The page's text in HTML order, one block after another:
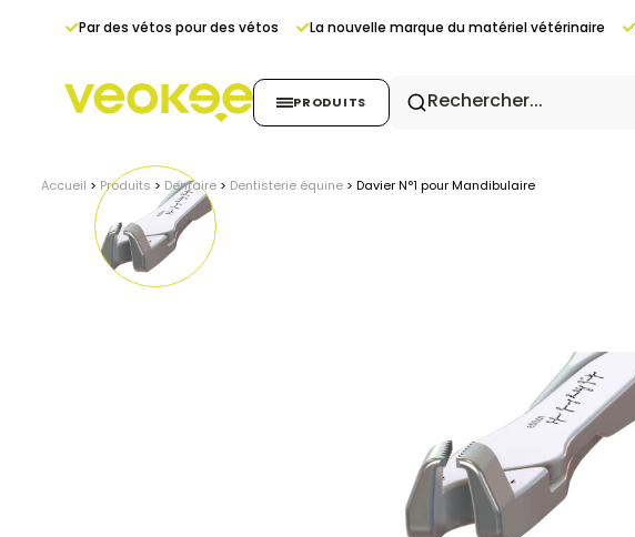
Par des vétos pour des vétos La nouvelle marque du matériel vétérinaire
PRODUITS
Physiothérapie
Accueil > Produits > Dentaire > Dentisterie équine > Davier N°1 pour Mandibulaire